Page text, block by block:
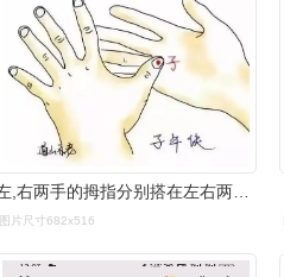
左,右两手的拇指分别搭在左右两手的"子","午"部位,故而为"子午诀"
图片尺寸682x516